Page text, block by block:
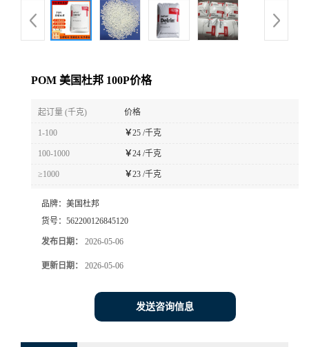
展
POM 美国杜邦 100P价格
起订量 (千克) 价格
1-100 ￥25 /千克
100-1000 ￥24 /千克
≥1000 ￥23 /千克
品牌： 美国杜邦
货号： 562200126845120
发布日期： 2026-05-06
更新日期： 2026-05-06
发送咨询信息